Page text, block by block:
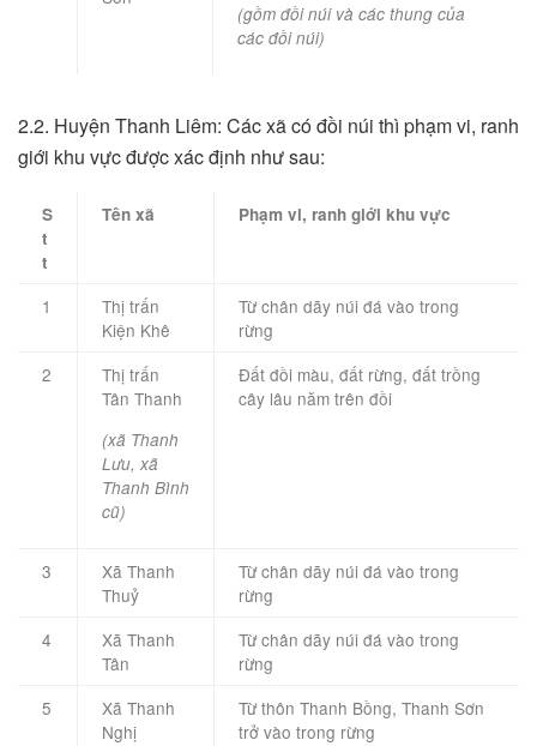
(gồm đồi núi và các thung của
các đồi núi)
2.2. Huyện Thanh Liêm: Các xã có đồi núi thì phạm vi, ranh
giới khu vực được xác định như sau:
S
t
t
Tên xã Phạm vi, ranh giới khu vực
1
Thị trấn
Kiện Khê
Từ chân dãy núi đá vào trong
rừng
2
Thị trấn
Tân Thanh
(xã Thanh
Lưu, xã
Thanh Bình
cũ)
Đất đồi màu, đất rừng, đất trồng
cây lâu năm trên đồi
3
Xã Thanh
Thuỷ
Từ chân dãy núi đá vào trong
rừng
4
Xã Thanh
Tân
Từ chân dãy núi đá vào trong
rừng
5
Xã Thanh
Nghị
Từ thôn Thanh Bồng, Thanh Sơn
trở vào trong rừng